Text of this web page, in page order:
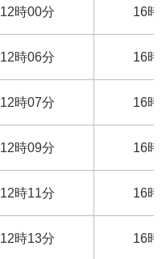
12時00分 16
12時06分 16
12時07分 16
12時09分 16
12時11分 16
12時13分 16